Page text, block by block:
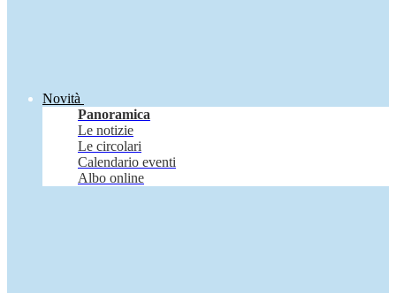
Novità
Panoramica
Le notizie
Le circolari
Calendario eventi
Albo online